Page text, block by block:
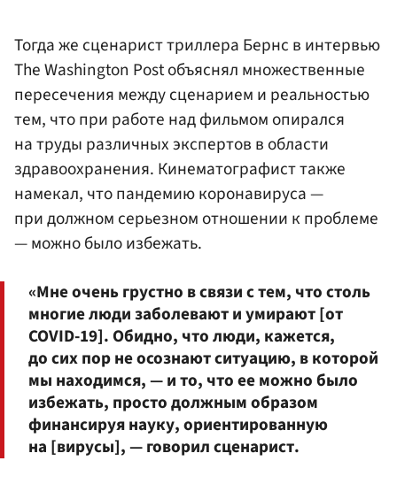
Тогда же сценарист триллера Бернс в интервью
The Washington Post объяснял множественные
пересечения между сценарием и реальностью
тем, что при работе над фильмом опирался
на труды различных экспертов в области
здравоохранения. Кинематографист также
намекал, что пандемию коронавируса —
при должном серьезном отношении к проблеме
— можно было избежать.
«Мне очень грустно в связи с тем, что столь
многие люди заболевают и умирают [от
COVID-19]. Обидно, что люди, кажется,
до сих пор не осознают ситуацию, в которой
мы находимся, — и то, что ее можно было
избежать, просто должным образом
финансируя науку, ориентированную
на [вирусы], — говорил сценарист.